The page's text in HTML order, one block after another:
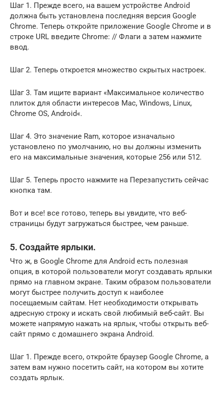
Шаг 1. Прежде всего, на вашем устройстве Android
должна быть установлена ​​последняя версия Google
Chrome. Теперь откройте приложение Google Chrome и в
строке URL введите Chrome: // Флаги а затем нажмите
ввод.
Шаг 2. Теперь откроется множество скрытых настроек.
Шаг 3. Там ищите вариант «Максимальное количество
плиток для области интересов Mac, Windows, Linux,
Chrome OS, Android«.
Шаг 4. Это значение Ram, которое изначально
установлено по умолчанию, но вы должны изменить
его на максимальные значения, которые 256 или 512.
Шаг 5. Теперь просто нажмите на Перезапустить сейчас
кнопка там.
Вот и все! все готово, теперь вы увидите, что веб-
страницы будут загружаться быстрее, чем раньше.
5. Создайте ярлыки.
Что ж, в Google Chrome для Android есть полезная
опция, в которой пользователи могут создавать ярлыки
прямо на главном экране. Таким образом пользователи
могут быстрее получить доступ к наиболее
посещаемым сайтам. Нет необходимости открывать
адресную строку и искать свой любимый веб-сайт. Вы
можете напрямую нажать на ярлык, чтобы открыть веб-
сайт прямо с домашнего экрана Android.
Шаг 1. Прежде всего, откройте браузер Google Chrome, а
затем вам нужно посетить сайт, на котором вы хотите
создать ярлык.